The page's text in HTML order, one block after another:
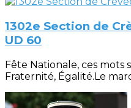
1302e Section de
UD 60
Fête Nationale, ces mots
Fraternité, Égalité.Le